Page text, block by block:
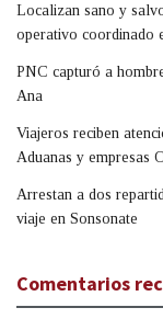
Localizan sano y
operativo coordinado
PNC capturó a
Ana
Viajeros reciben
Aduanas y empresas
Arrestan a dos
viaje en Sonsonate
Comentarios